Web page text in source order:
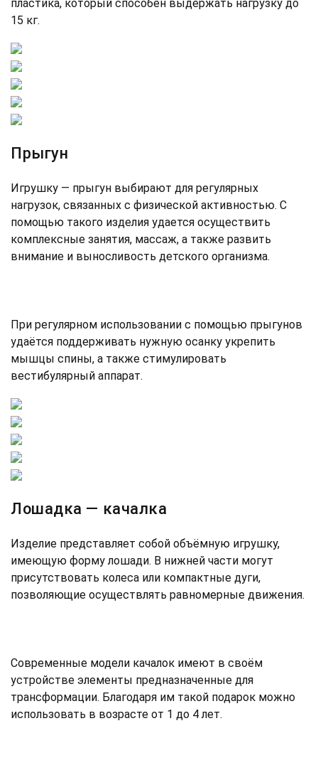
пластика, который способен выдержать нагрузку до
15 кг.
Прыгун
Игрушку — прыгун выбирают для регулярных
нагрузок, связанных с физической активностью. С
помощью такого изделия удается осуществить
комплексные занятия, массаж, а также развить
внимание и выносливость детского организма.
При регулярном использовании с помощью прыгунов
удаётся поддерживать нужную осанку укрепить
мышцы спины, а также стимулировать
вестибулярный аппарат.
Лошадка — качалка
Изделие представляет собой объёмную игрушку,
имеющую форму лошади. В нижней части могут
присутствовать колеса или компактные дуги,
позволяющие осуществлять равномерные движения.
Современные модели качалок имеют в своём
устройстве элементы предназначенные для
трансформации. Благодаря им такой подарок можно
использовать в возрасте от 1 до 4 лет.